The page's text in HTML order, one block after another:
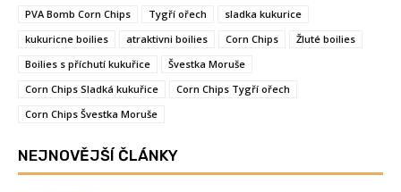
PVA Bomb Corn Chips
Tygří ořech
sladka kukurice
kukuricne boilies
atraktivni boilies Corn Chips
Žluté boilies
Boilies s příchutí kukuřice
Švestka Moruše
Corn Chips Sladká kukuřice
Corn Chips Tygří ořech
Corn Chips Švestka Moruše
NEJNOVĚJŠÍ ČLÁNKY